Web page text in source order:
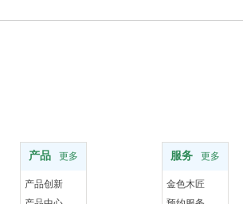
产品 更多
产品创新
服务 更多
金色木匠